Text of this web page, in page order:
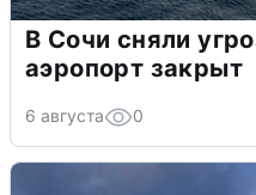
В Сочи сняли
аэропорт закрыт
6 августа 0